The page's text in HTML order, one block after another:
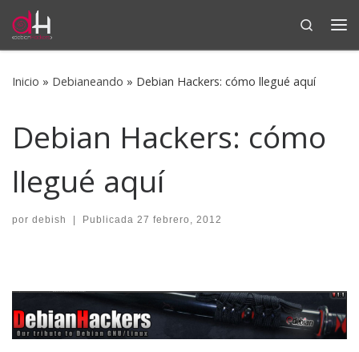
Saltar al contenido
Search
Inicio » Debianeando » Debian Hackers: cómo llegué aquí
Debian Hackers: cómo
llegué aquí
por debish | Publicada 27 febrero, 2012